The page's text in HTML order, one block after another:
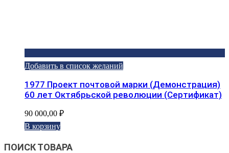
Добавить в список желаний
1977 Проект почтовой марки (Демонстрация)
60 лет Октябрьской революции (Сертификат)
90 000,00 ₽
В корзину
ПОИСК ТОВАРА